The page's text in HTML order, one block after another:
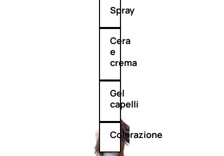
Spray
Cera
e
crema
Gel
capelli
Colorazione